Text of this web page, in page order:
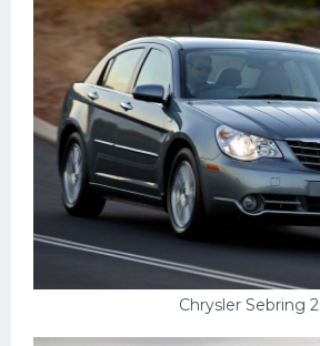
Chrysler Sebring 2
Вертолеты
Самокаты
Велосипеды
Рено
Прогулочные суда